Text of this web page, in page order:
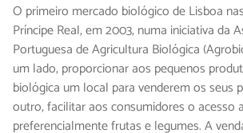
O primeiro mercado biológico de Lisboa
Príncipe Real, em 2003, numa iniciativa da
Portuguesa de Agricultura Biológica
um lado, proporcionar aos pequenos
biológica um local para venderem os seus
outro, facilitar aos consumidores o acesso
preferencialmente frutas e legumes. A